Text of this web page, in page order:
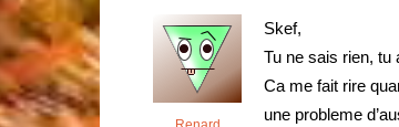
Skef,
Tu ne sais rien, tu
Ca me fait rire
une probleme